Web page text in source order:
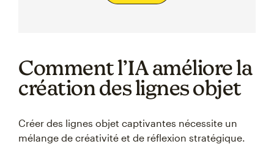
Comment l’IA améliore la
création des lignes objet
Créer des lignes objet captivantes nécessite un
mélange de créativité et de réflexion stratégique.